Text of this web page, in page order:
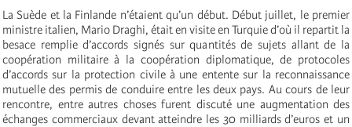
La Suède et la Finlande n’étaient qu’un début. Début juillet, le premier
ministre italien, Mario Draghi, était en visite en Turquie d’où il repartit la
besace remplie d’accords signés sur quantités de sujets allant de la
coopération militaire à la coopération diplomatique, de protocoles
d’accords sur la protection civile à une entente sur la reconnaissance
mutuelle des permis de conduire entre les deux pays. Au cours de leur
rencontre, entre autres choses furent discuté une augmentation des
échanges commerciaux devant atteindre les 30 milliards d’euros et un